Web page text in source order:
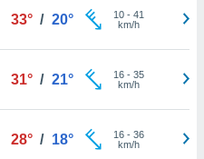
33° / 20° 10- 41
km/h
31° / 21° 16- 35
km/h
28° / 18° 16- 36
km/h